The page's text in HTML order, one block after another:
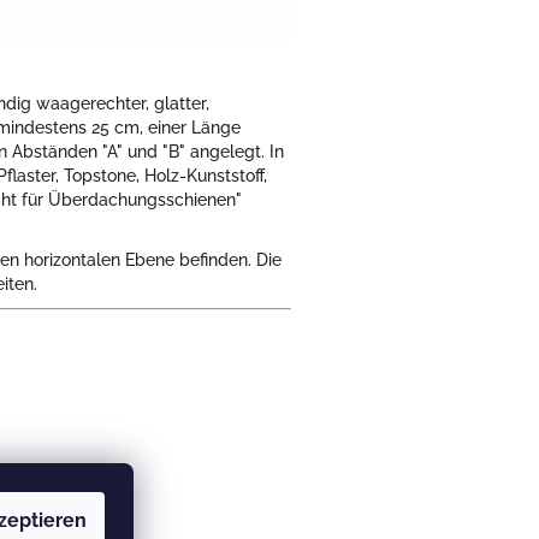
waagerechter, glatter,
25 cm, einer Länge
Abständen "A" und "B" angelegt. In
Topstone, Holz-Kunststoff,
für Überdachungsschienen"
horizontalen Ebene befinden. Die